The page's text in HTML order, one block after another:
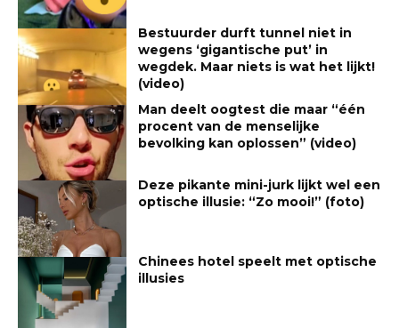
Bestuurder durft tunnel niet in
wegens ‘gigantische put’ in
wegdek. Maar niets is wat het lijkt!
(video)
Man deelt oogtest die maar “één
procent van de menselijke
bevolking kan oplossen” (video)
Deze pikante mini-jurk lijkt wel een
optische illusie: “Zo mooi!” (foto)
Chinees hotel speelt met optische
illusies